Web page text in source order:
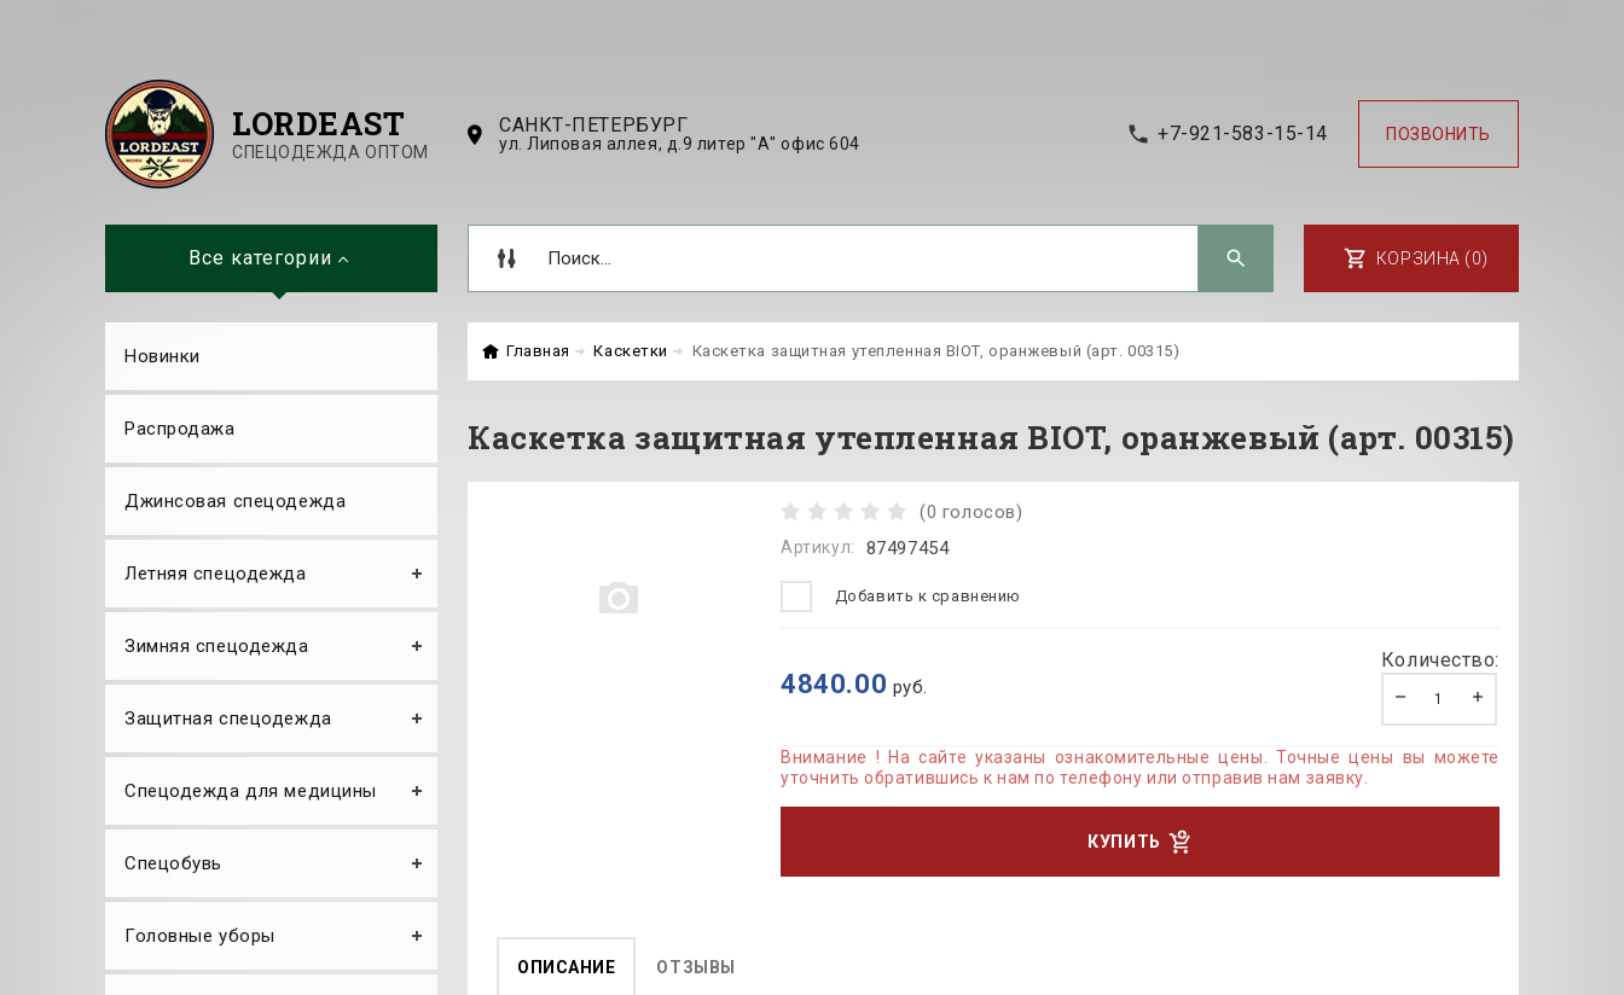
LORDEAST
СПЕЦОДЕЖДА ОПТОМ
САНКТ-ПЕТЕРБУРГ
ул. Липовая аллея, д.9 литер "А" офис 604 +7-921-583-15-14 ПОЗВОНИТЬ
Все категории КОРЗИНА (0)
Новинки
Распродажа
Джинсовая спецодежда
Летняя спецодежда
Зимняя спецодежда
Защитная спецодежда
Спецодежда для медицины
Спецобувь
Головные уборы
Главная Каскетки Каскетка защитная утепленная BIOT, оранжевый (арт. 00315)
Каскетка защитная утепленная BIOT, оранжевый (арт. 00315)
(0 голосов)
Артикул: 87497454
Добавить к сравнению
4840.00 руб.
Количество:
Внимание ! На сайте указаны ознакомительные цены. Точные цены вы можете
уточнить обратившись к нам по телефону или отправив нам заявку.
КУПИТЬ
ОПИСАНИЕ ОТЗЫВЫ